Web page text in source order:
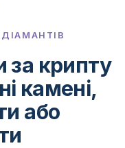
за крипту
камені,
або